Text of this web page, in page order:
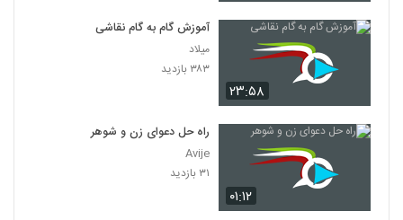
۲۳:۵۸
آموزش گام به گام نقاشی
میلاد
۳۸۳ بازدید
۰۱:۱۲
راه حل دعوای زن و شوهر
Avije
۳۱ بازدید